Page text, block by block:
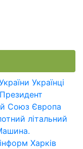
Українці
Президент
Союз Європа
літальний
Харків